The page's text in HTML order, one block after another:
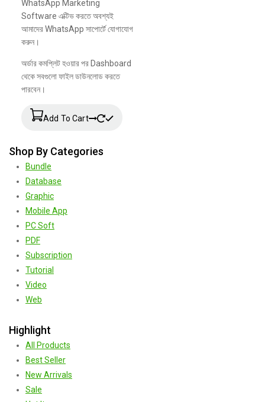
WhatsApp Marketing
Software এক্টিভ করতে অবশ্যই
আমাদের WhatsApp সাপোর্টে যোগাযোগ
করুন।
অর্ডার কমপ্লিট হওয়ার পর Dashboard
থেকে সবগুলো ফাইল ডাউনলোড করতে
পারবেন।
Add To Cart
Shop By Categories
Bundle
Database
Graphic
Mobile App
PC Soft
PDF
Subscription
Tutorial
Video
Web
Highlight
All Products
Best Seller
New Arrivals
Sale